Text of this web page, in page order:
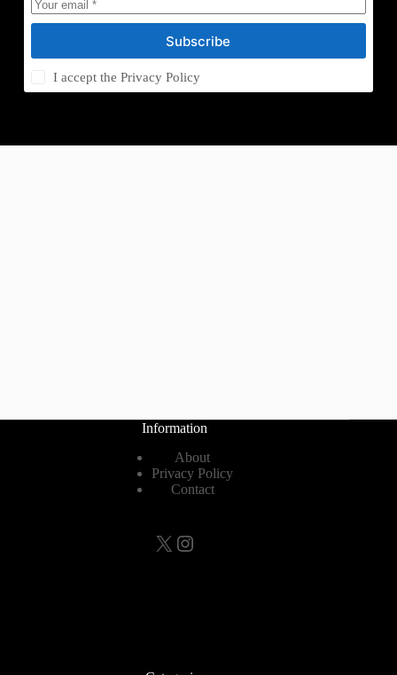
Subscribe
I accept thePrivacy Policy
Information
About
Privacy Policy
Contact
X Instagram